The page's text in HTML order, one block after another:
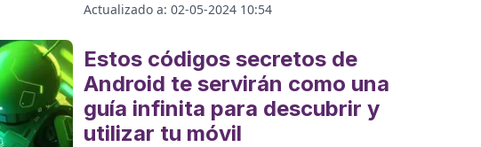
Actualizado a:02-05-2024 10:54
Estos códigos secretos de
Android te servirán como una
guía infinita para descubrir y
utilizar tu móvil